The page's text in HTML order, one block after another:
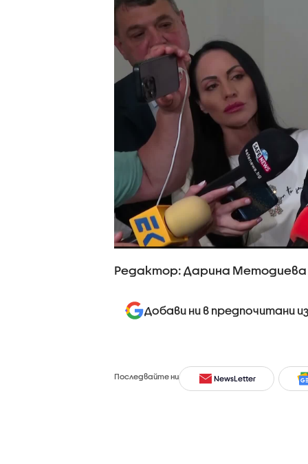
Редактор: Дарина Методиева
Добави ни в предпочитани
Последвайте ни NewsLetter